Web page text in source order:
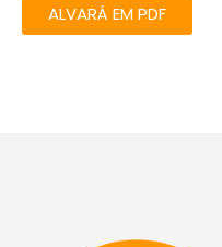
ALVARÁ EM PDF